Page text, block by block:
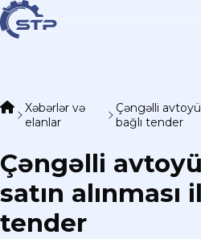
Xəbərlər və
elanlar
Çəngəlli
bağlı tender
Çəngəlli
satın alınması
tender